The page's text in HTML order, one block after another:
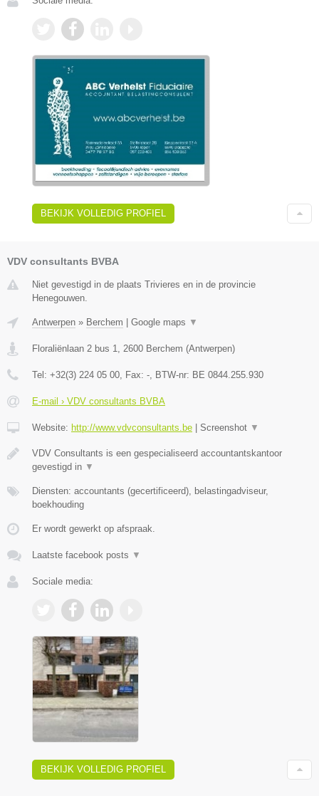
BEKIJK VOLLEDIG PROFIEL
VDV consultants BVBA
Niet gevestigd in de plaats Trivieres en in de provincie
Henegouwen.
Antwerpen » Berchem | Google maps ▼
Floraliënlaan 2 bus 1 2600 Berchem (Antwerpen)
Tel: +32(3) 224 05 00 , Fax: - , BTW-nr: BE 0844.255.930
E-mail › VDV consultants BVBA
Website: http://www.vdvconsultants.be | Screenshot ▼
VDV Consultants is een gespecialiseerd accountantskantoor
gevestigd in ▼
Diensten: accountants (gecertificeerd), belastingadviseur,
boekhouding
Er wordt gewerkt op afspraak.
Laatste facebook posts ▼
Sociale media:
BEKIJK VOLLEDIG PROFIEL